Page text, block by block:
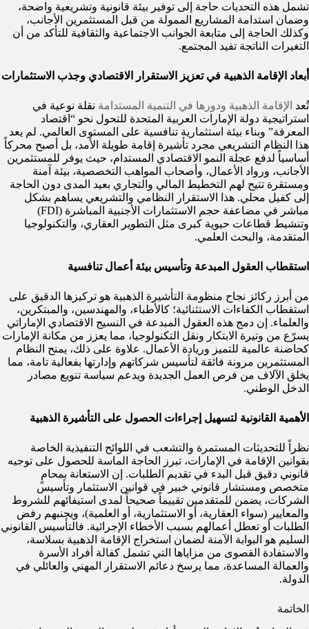
تشمل هذه التحديات حاجة إلى توفير بيئة قانونية وتشريعية واضحة،
وضمان استدامة المشاريع الممولة من قبل المستثمرين الأجانب،
وكذلك الحاجة إلى متابعة الجوانب الاجتماعية والثقافية للتأكد من أن
التغيرات الناتجة تفيد المجتمع.
أبعاد الإقامة الذهبية في تعزيز الاستقرار الاقتصادي وجذب الاستثمارات
تُعد الإقامة الذهبية ودورها في التنمية المستدامة نقلة نوعية في
استراتيجية دولة الإمارات العربية المتحدة للتحول نحو “اقتصاد
المعرفة” وبناء بيئة استثمارية تنافسية على المستوى العالمي. لم يعد
هذا النظام التشريعي مجرد تأشيرة إقامة طويلة الأمد، بل أصبح محركاً
أساسياً لدفع عجلة النمو الاقتصادي المستدام، حيث يوفر للمستثمرين
الأجانب، ورواد الأعمال، وأصحاب المواهب التخصصية، بيئة آمنة
ومستقرة تتيح لهم التخطيط المالي والتجاري بعيد المدى دون الحاجة
إلى كفيل محلي. هذا الاستقرار النظامي والتشريعي يساهم بشكل
مباشر في مضاعفة حجم الاستثمارات الأجنبية المباشرة (FDI)
وتنشيط قطاعات حيوية كبرى مثل التطوير العقاري، والتكنولوجيا
المتقدمة، والبحث العلمي.
استقطاب العقول المبدعة وتأسيس بيئة أعمال تنافسية
من أبرز ركائز نجاح منظومة التأشيرة الذهبية هو تركيزها الدقيق على
استقطاب الكفاءات الاستثنائية؛ كالأطباء، والمهندسين، والمبتكرين،
والعلماء. إن دمج هذه العقول المبدعة في النسيج الاقتصادي الإماراتي
يسرّع من وتيرة الابتكار ونقل التكنولوجيا، مما يعزز من مكانة الإمارات
كحاضنة عالمية للتميز وريادة الأعمال. علاوة على ذلك، يمنح النظام
المستثمرين مرونة فائقة لتأسيس شركاتهم وإدارتها بفعالية تامة، مما
يخلق الآلاف من فرص العمل الجديدة ويدعم سياسة تنويع مصادر
الدخل الوطني.
الأهمية القانونية لتسهيل إجراءات الحصول على التأشيرة الذهبية
نظراً للتحديثات المستمرة والتشعب في اللوائح التنفيذية الخاصة
بقوانين الإقامة في الإمارات، تبرز الحاجة الماسة للحصول على توجيه
قانوني دقيق قبل البدء في تقديم الطلبات. إن الاستعانة بمحامٍ
متخصص ومستشار قانوني خبير في قوانين الاستثمار وتأسيس
الشركات، يضمن للمتقدمين تقييماً صحيحاً لمدى استيفائهم للشروط
والمعايير (سواء العقارية، أو الاستثمارية، أو العلمية)، ويجنبهم رفض
الطلبات أو تعطل أعمالهم بسبب الأخطاء الإجرائية. فالتأسيس القانوني
السليم هو البوابة الآمنة لضمان استخراج الإقامة الذهبية بسلاسة،
والاستفادة القصوى من مزاياها التي تشمل كفالة أفراد الأسرة
والعمالة المساعدة، مما يرسخ دعائم الاستقرار المهني والعائلي في
الدولة.
الخاتمة